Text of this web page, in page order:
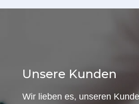
Unsere Kunden
Wir lieben es, unseren